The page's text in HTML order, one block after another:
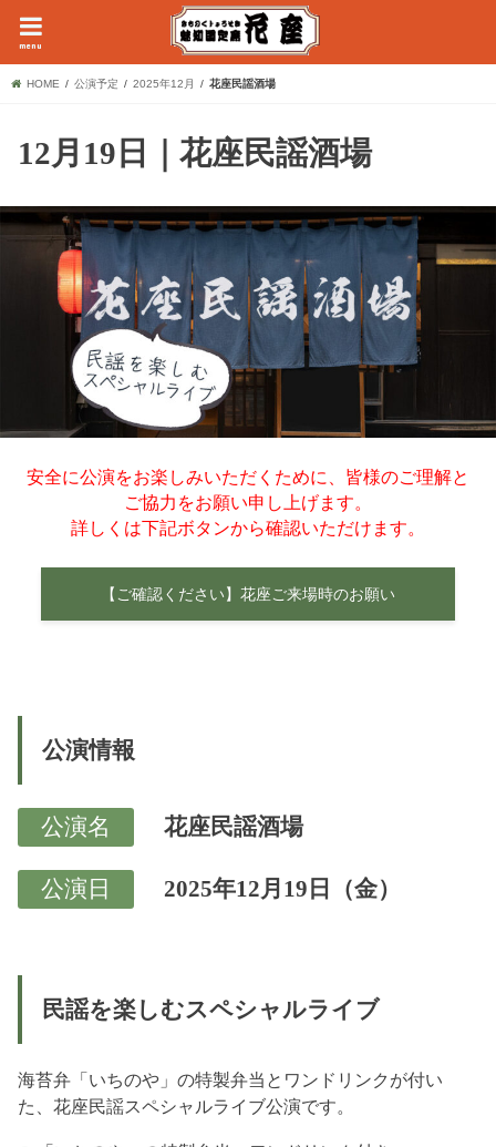
menu
HOME 公演予定 2025年12月 花座民謡酒場
12月19日｜花座民謡酒場
安全に公演をお楽しみいただくために、皆様のご理解と
ご協力をお願い申し上げます。
詳しくは下記ボタンから確認いただけます。
【ご確認ください】花座ご来場時のお願い
公演情報
公演名 花座民謡酒場
公演日 2025年12月19日（金）
民謡を楽しむスペシャルライブ
海苔弁「いちのや」の特製弁当とワンドリンクが付い
た、花座民謡スペシャルライブ公演です。